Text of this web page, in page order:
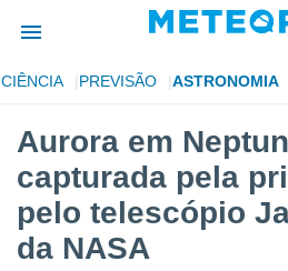
da
foi
para
as
fornecidas
CIÊNCIA PREVISÃO ASTRONOMIA
Aurora em
capturada pela
pelo telescópio
da NASA